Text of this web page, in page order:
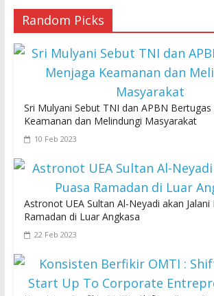
Random Picks
Sri Mulyani Sebut TNI dan APBN
Keamanan dan Melindungi Masyarakat
10 Feb 2023
Astronot UEA Sultan Al-Neyadi akan Jalani
Ramadan di Luar Angkasa
22 Feb 2023